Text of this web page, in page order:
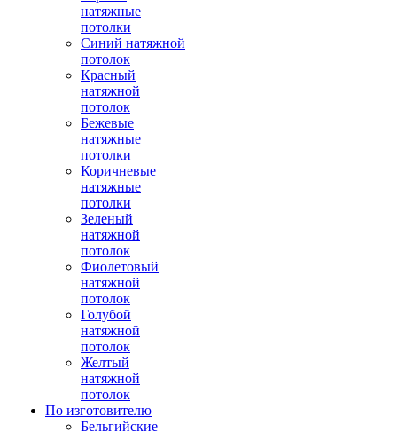
натяжные
потолки
Синий натяжной
потолок
Красный
натяжной
потолок
Бежевые
натяжные
потолки
Коричневые
натяжные
потолки
Зеленый
натяжной
потолок
Фиолетовый
натяжной
потолок
Голубой
натяжной
потолок
Желтый
натяжной
потолок
По изготовителю
Бельгийские